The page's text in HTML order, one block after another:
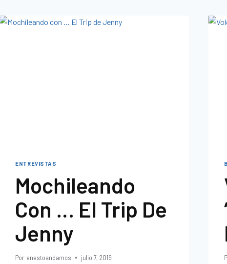
ENTREVISTAS
Mochileando
Con … El Trip De
Jenny
Por enestoandamos julio 7, 2019